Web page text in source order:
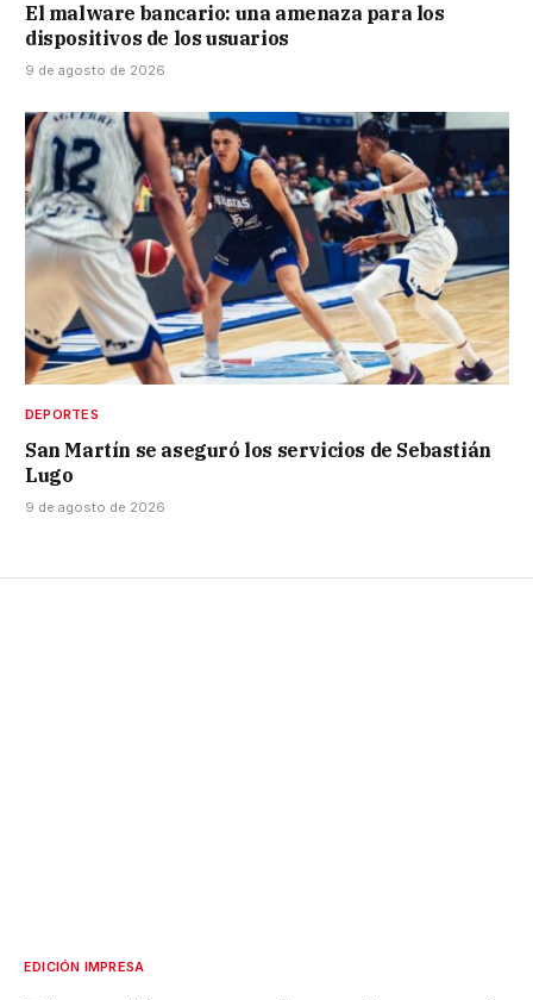
El malware bancario: una amenaza para los
dispositivos de los usuarios
9 de agosto de 2026
DEPORTES
San Martín se aseguró los servicios de Sebastián
Lugo
9 de agosto de 2026
EDICIÓN IMPRESA